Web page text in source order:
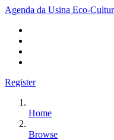
Agenda da Usina Eco-
Register
Home
Browse